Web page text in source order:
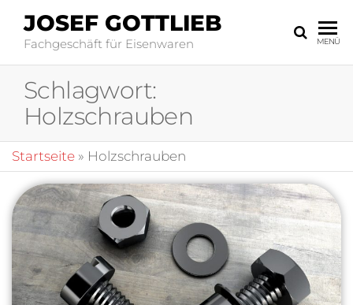
JOSEF GOTTLIEB
Fachgeschäft für Eisenwaren MENÜ
Schlagwort:
Holzschrauben
Startseite » Holzschrauben